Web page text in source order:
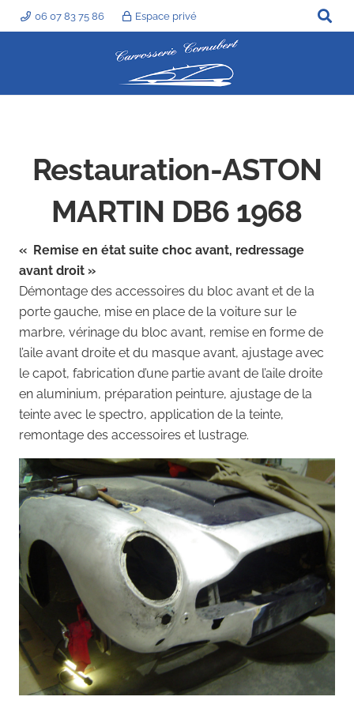
06 07 83 75 86 Espace privé
Restauration-ASTON
MARTIN DB6 1968
« Remise en état suite choc avant, redressage
avant droit »
Démontage des accessoires du bloc avant et de la
porte gauche, mise en place de la voiture sur le
marbre, vérinage du bloc avant, remise en forme de
l’aile avant droite et du masque avant, ajustage avec
le capot, fabrication d’une partie avant de l’aile droite
en aluminium, préparation peinture, ajustage de la
teinte avec le spectro, application de la teinte,
remontage des accessoires et lustrage.